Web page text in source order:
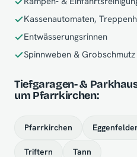
Kassenautomaten,
Entwässerungsrinnen
Spinnweben & Grobschmutz
Tiefgaragen- &
um Pfarrkirchen:
Pfarrkirchen
Triftern Tann